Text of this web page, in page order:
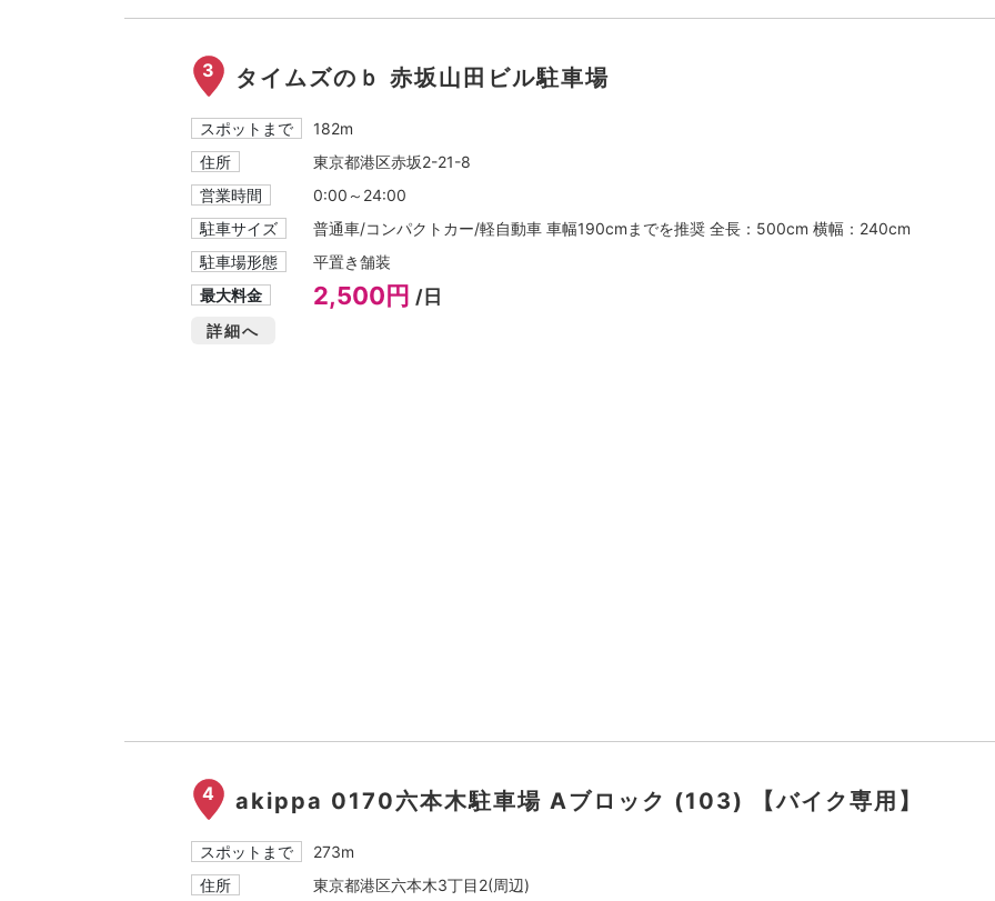
3 タイムズのｂ 赤坂山田ビル駐車場
スポットまで
182m
住所
東京都港区赤坂2-21-8
営業時間
0:00～24:00
駐車サイズ
普通車/コンパクトカー/軽自動車 車幅190cmまでを推奨 全長：500cm 横幅：240cm
駐車場形態
平置き舗装
最大料金
2,500円 /日
詳細へ
4 akippa 0170六本木駐車場 Aブロック (103) 【バイク専用】
スポットまで
273m
住所
東京都港区六本木3丁目2(周辺)